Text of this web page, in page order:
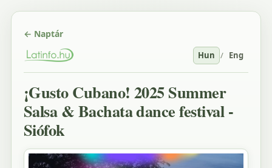
← Naptár
Hun / Eng
¡Gusto Cubano! 2025 Summer
Salsa & Bachata dance festival -
Siófok